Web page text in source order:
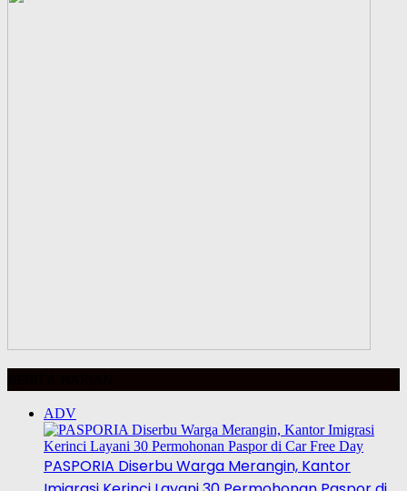
ADV
PASPORIA Diserbu Warga Merangin, Kantor